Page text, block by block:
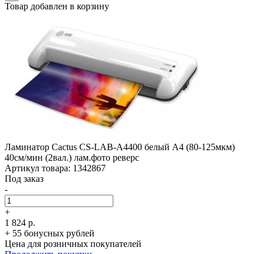
Товар добавлен в корзину
Ламинатор Cactus CS-LAB-A4400 белый A4 (80-125мкм)
40см/­мин (2вал.) лам.фото реверс
Артикул товара: 1342867
Под заказ
-
+
1 824 р.
+ 55 бонусных рублей
Цена для розничных покупателей